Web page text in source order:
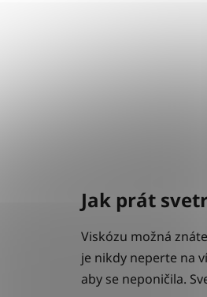
Jak prát
Viskózu možná
je nikdy neperte na
aby se neponičila.